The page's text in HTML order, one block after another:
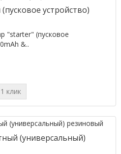
устройство)
"starter" (пусковое
&..
клик
(универсальный)